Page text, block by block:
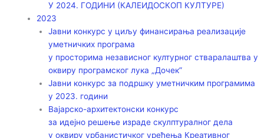
У 2024. ГОДИНИ (КАЛЕИДОСКОП КУЛТУРЕ)
2023
Јавни конкурс у циљу финансирања реализације
уметничких програма
у просторима независног културног стваралаштва у
оквиру програмског лука „Дочек”
Јавни конкурс за подршку уметничким програмима
у 2023. години
Вајарско-архитектонски конкурс
за идејно решење израде скулптуралног дела
у оквиру урбанистичког уређења Креативног